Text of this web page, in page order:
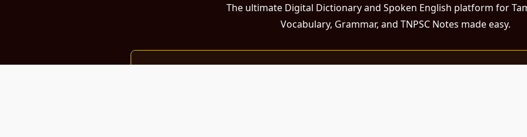
The ultimate Digital Dictionary and Spoken English platform for
Vocabulary, Grammar, and TNPSC Notes made easy.